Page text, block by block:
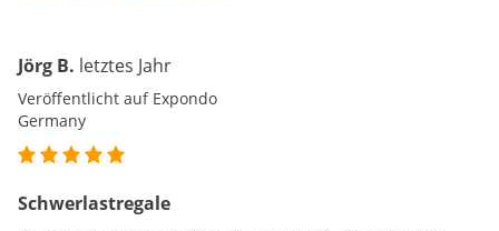
Jörg B. letztes Jahr
Veröffentlicht auf Expondo
Germany
Schwerlastregale